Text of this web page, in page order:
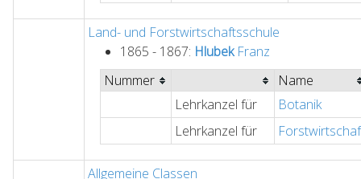
Land- und Forstwirtschaftsschule
1865 - 1867: HlubekFranz
Nummer
Name
Lehrkanzel für
Botanik
Lehrkanzel für
Allgemeine Classen